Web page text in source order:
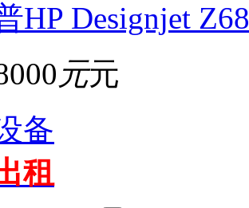
HP Designjet
元元
备
租